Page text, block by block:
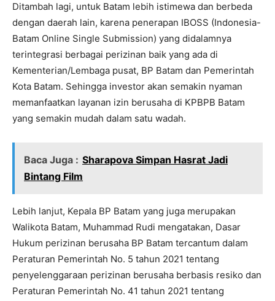
Ditambah lagi, untuk Batam lebih istimewa dan berbeda
dengan daerah lain, karena penerapan IBOSS (Indonesia-
Batam Online Single Submission) yang didalamnya
terintegrasi berbagai perizinan baik yang ada di
Kementerian/Lembaga pusat, BP Batam dan Pemerintah
Kota Batam. Sehingga investor akan semakin nyaman
memanfaatkan layanan izin berusaha di KPBPB Batam
yang semakin mudah dalam satu wadah.
Baca Juga : Sharapova Simpan Hasrat Jadi
Bintang Film
Lebih lanjut, Kepala BP Batam yang juga merupakan
Walikota Batam, Muhammad Rudi mengatakan, Dasar
Hukum perizinan berusaha BP Batam tercantum dalam
Peraturan Pemerintah No. 5 tahun 2021 tentang
penyelenggaraan perizinan berusaha berbasis resiko dan
Peraturan Pemerintah No. 41 tahun 2021 tentang